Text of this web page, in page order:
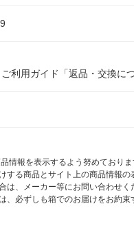
利用ガイド「返品・交換に
情報を表示するよう努めており
する商品とサイト上の商品情報
、メーカー等にお問い合わせく
、必ずしも箱でのお届けをお約